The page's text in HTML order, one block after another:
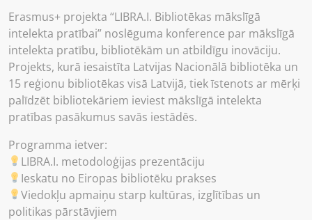
Erasmus+ projekta “LIBRA.I. Bibliotēkas mākslīgā
intelekta pratībai” noslēguma konference par mākslīgā
intelekta pratību, bibliotēkām un atbildīgu inovāciju.
Projekts, kurā iesaistīta Latvijas Nacionālā bibliotēka un
15 reģionu bibliotēkas visā Latvijā, tiek īstenots ar mērķi
palīdzēt bibliotekāriem ieviest mākslīgā intelekta
pratības pasākumus savās iestādēs.
Programma ietver:
LIBRA.I. metodoloģijas prezentāciju
Ieskatu no Eiropas bibliotēku prakses
Viedokļu apmaiņu starp kultūras, izglītības un
politikas pārstāvjiem